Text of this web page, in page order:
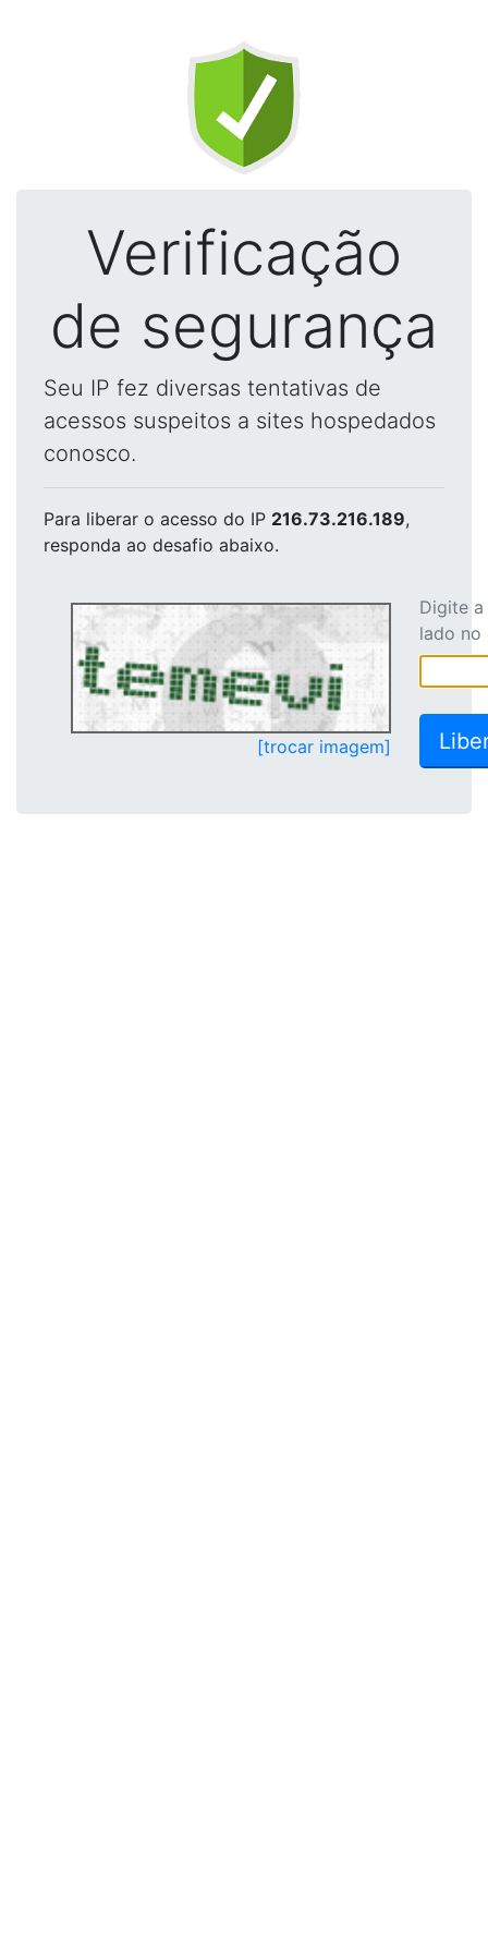
Verificação
de segurança
Seu IP fez diversas tentativas de
acessos suspeitos a sites hospedados
conosco.
Para liberar o acesso do IP 216.73.216.189,
responda ao desafio abaixo.
[trocar imagem]
Digite
lado no